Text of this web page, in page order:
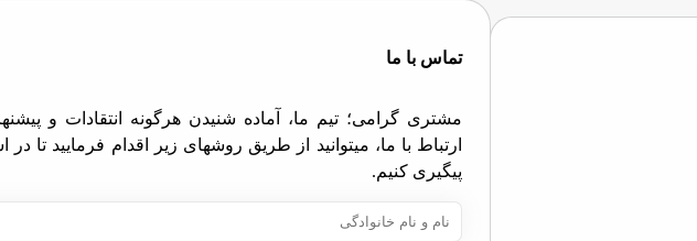
تماس با ما
مشتری گرامی؛ تیم ما، آماده شنیدن هرگونه انتقادات و
ارتباط با ما، میتوانید از طریق روشهای زیر اقدام فرمایید تا
پیگیری کنیم.